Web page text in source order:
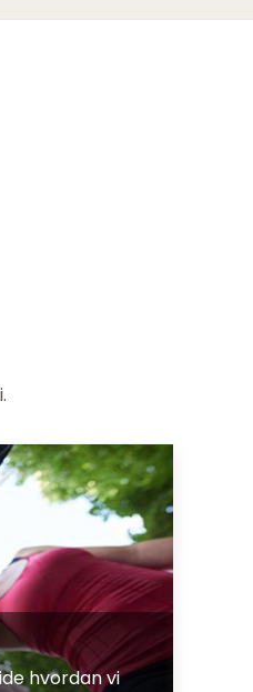
hvordan vi